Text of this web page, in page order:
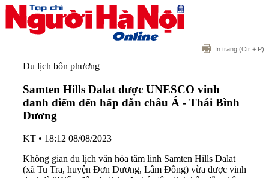
In trang (Ctr + P)
Du lịch bốn phương
Samten Hills Dalat được UNESCO vinh
danh điểm đến hấp dẫn châu Á - Thái Bình
Dương
KT • 18:12 08/08/2023
Không gian du lịch văn hóa tâm linh Samten Hills Dalat
(xã Tu Tra, huyện Đơn Dương, Lâm Đồng) vừa được vinh